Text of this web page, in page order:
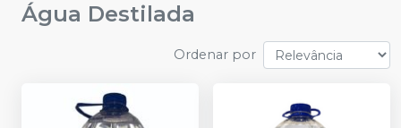
Água Destilada
Ordenar por